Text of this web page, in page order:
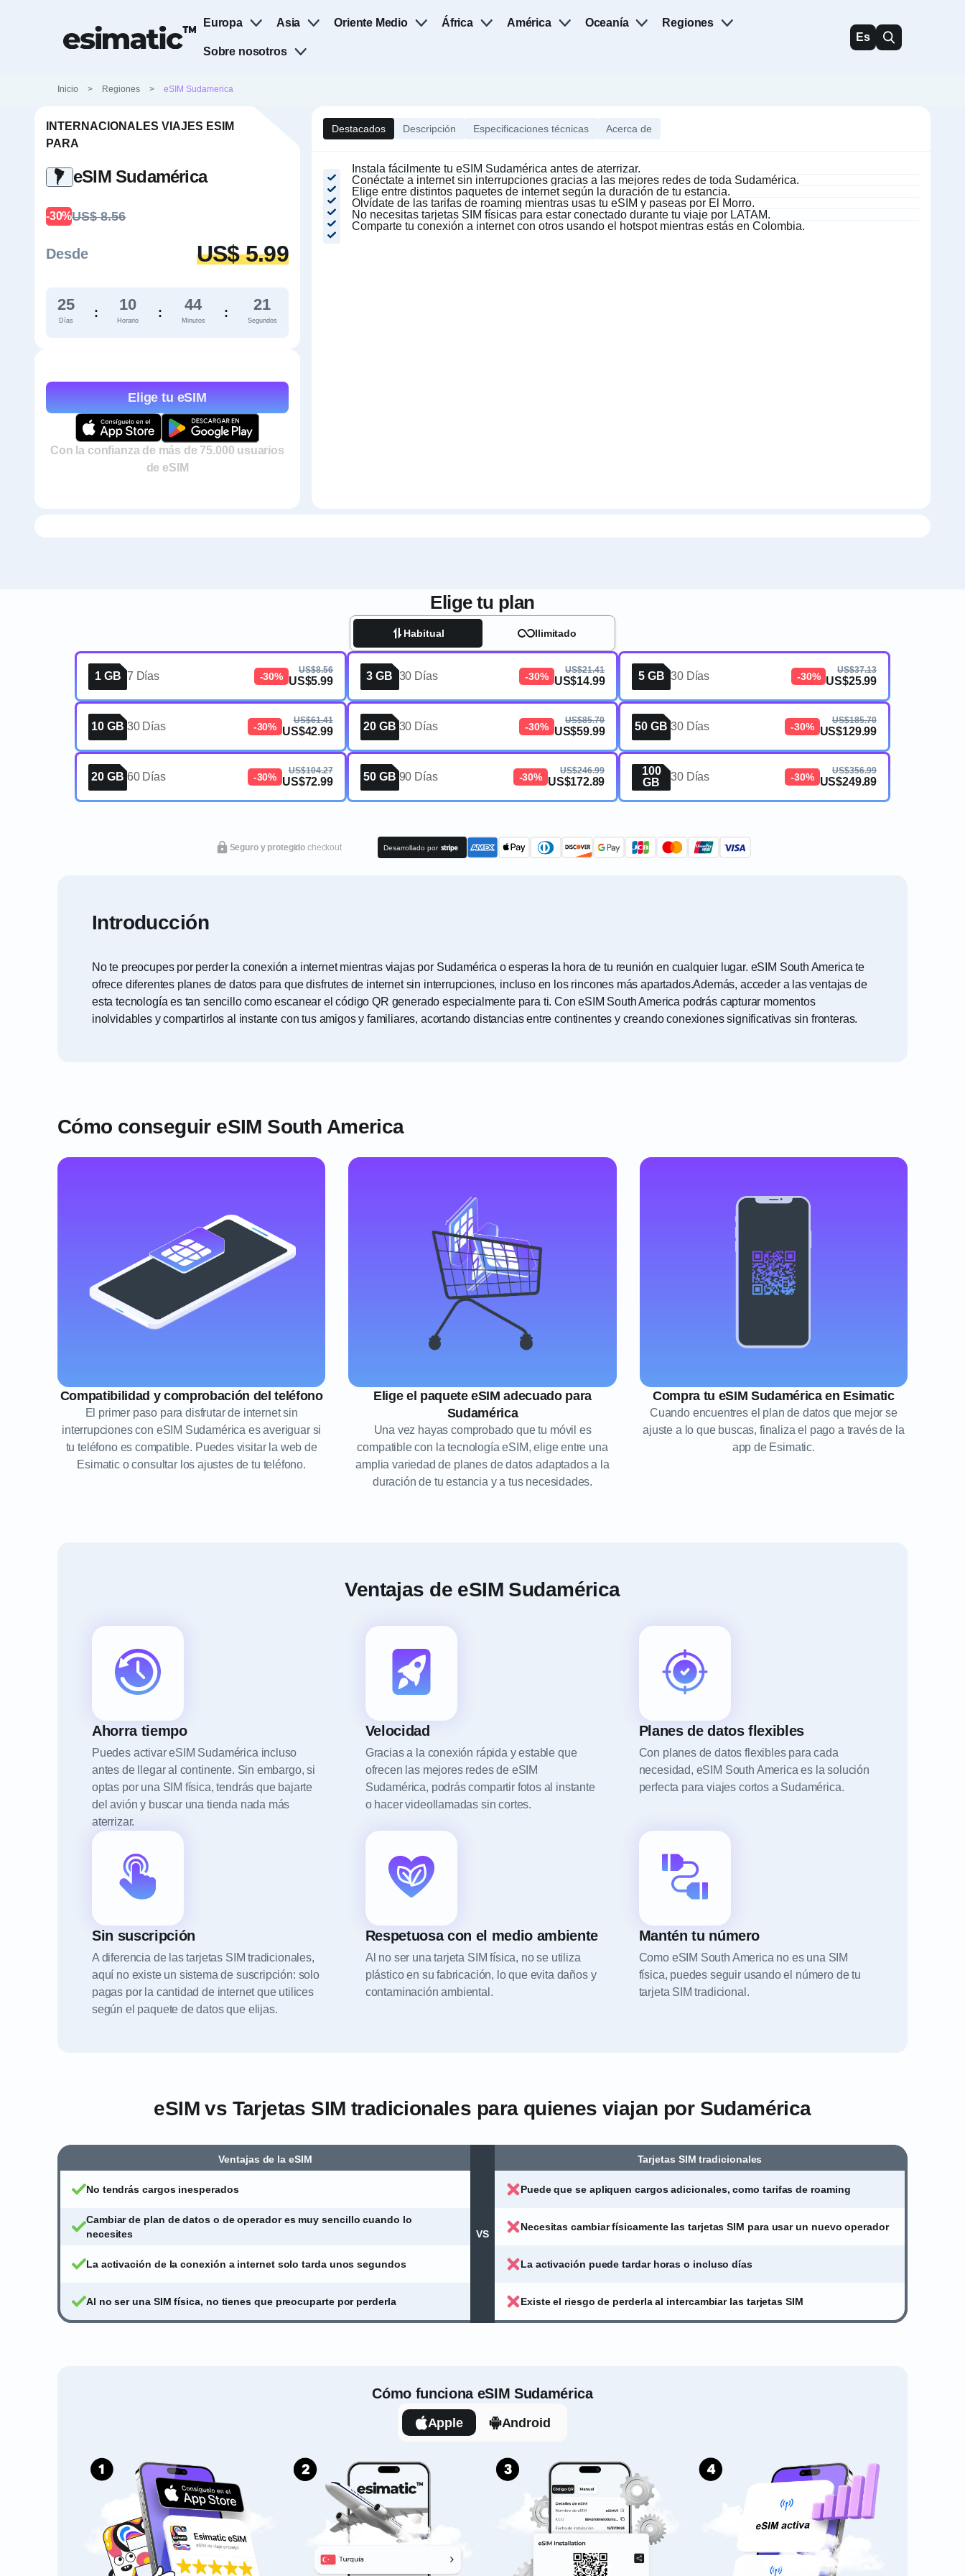
Europa Asia Oriente Medio África América Oceanía Regiones
Sobre nosotros
Es
Inicio > Regiones > eSIM Sudamerica
INTERNACIONALES VIAJES ESIM
PARA
eSIM Sudamérica
-30%US$ 8.56
Desde US$ 5.99
25
Días
: 10
Horario
: 44
Minutos
: 21
Segundos
Elige tu eSIM
Con la confianza de más de 75.000 usuarios
de eSIM
Destacados Descripción Especificaciones técnicas Acerca de
Instala fácilmente tu eSIM Sudamérica antes de aterrizar.
Conéctate a internet sin interrupciones gracias a las mejores redes de toda Sudamérica.
Elige entre distintos paquetes de internet según la duración de tu estancia.
Olvídate de las tarifas de roaming mientras usas tu eSIM y paseas por El Morro.
No necesitas tarjetas SIM físicas para estar conectado durante tu viaje por LATAM.
Comparte tu conexión a internet con otros usando el hotspot mientras estás en Colombia.
Elige tu plan
Habitual Ilimitado
1 GB 7 Días -30%
US$8.56
US$5.99 3 GB 30 Días -30%
US$21.41
US$14.99 5 GB 30 Días -30%
US$37.13
US$25.99
10 GB 30 Días -30%
US$61.41
US$42.99 20 GB 30 Días -30%
US$85.70
US$59.99 50 GB 30 Días -30%
US$185.70
US$129.99
20 GB 60 Días -30%
US$104.27
US$72.99 50 GB 90 Días -30%
US$246.99
US$172.89
100
GB
30 Días -30%
US$356.99
US$249.89
Seguro y protegido checkout Desarrollado por
Introducción
No te preocupes por perder la conexión a internet mientras viajas por Sudamérica o esperas la hora de tu reunión en cualquier lugar. eSIM South America te
ofrece diferentes planes de datos para que disfrutes de internet sin interrupciones, incluso en los rincones más apartados.Además, acceder a las ventajas de
esta tecnología es tan sencillo como escanear el código QR generado especialmente para ti. Con eSIM South America podrás capturar momentos
inolvidables y compartirlos al instante con tus amigos y familiares, acortando distancias entre continentes y creando conexiones significativas sin fronteras.
Cómo conseguir eSIM South America
Compatibilidad y comprobación del teléfono
El primer paso para disfrutar de internet sin
interrupciones con eSIM Sudamérica es averiguar si
tu teléfono es compatible. Puedes visitar la web de
Esimatic o consultar los ajustes de tu teléfono.
Elige el paquete eSIM adecuado para
Sudamérica
Una vez hayas comprobado que tu móvil es
compatible con la tecnología eSIM, elige entre una
amplia variedad de planes de datos adaptados a la
duración de tu estancia y a tus necesidades.
Compra tu eSIM Sudamérica en Esimatic
Cuando encuentres el plan de datos que mejor se
ajuste a lo que buscas, finaliza el pago a través de la
app de Esimatic.
Ventajas de eSIM Sudamérica
Ahorra tiempo
Puedes activar eSIM Sudamérica incluso
antes de llegar al continente. Sin embargo, si
optas por una SIM física, tendrás que bajarte
del avión y buscar una tienda nada más
aterrizar.
Velocidad
Gracias a la conexión rápida y estable que
ofrecen las mejores redes de eSIM
Sudamérica, podrás compartir fotos al instante
o hacer videollamadas sin cortes.
Planes de datos flexibles
Con planes de datos flexibles para cada
necesidad, eSIM South America es la solución
perfecta para viajes cortos a Sudamérica.
Sin suscripción
A diferencia de las tarjetas SIM tradicionales,
aquí no existe un sistema de suscripción: solo
pagas por la cantidad de internet que utilices
según el paquete de datos que elijas.
Respetuosa con el medio ambiente
Al no ser una tarjeta SIM física, no se utiliza
plástico en su fabricación, lo que evita daños y
contaminación ambiental.
Mantén tu número
Como eSIM South America no es una SIM
física, puedes seguir usando el número de tu
tarjeta SIM tradicional.
eSIM vs Tarjetas SIM tradicionales para quienes viajan por Sudamérica
Ventajas de la eSIM
No tendrás cargos inesperados
Cambiar de plan de datos o de operador es muy sencillo cuando lo
necesites
La activación de la conexión a internet solo tarda unos segundos
Al no ser una SIM física, no tienes que preocuparte por perderla
VS
Tarjetas SIM tradicionales
Puede que se apliquen cargos adicionales, como tarifas de roaming
Necesitas cambiar físicamente las tarjetas SIM para usar un nuevo operador
La activación puede tardar horas o incluso días
Existe el riesgo de perderla al intercambiar las tarjetas SIM
Cómo funciona eSIM Sudamérica
Apple Android